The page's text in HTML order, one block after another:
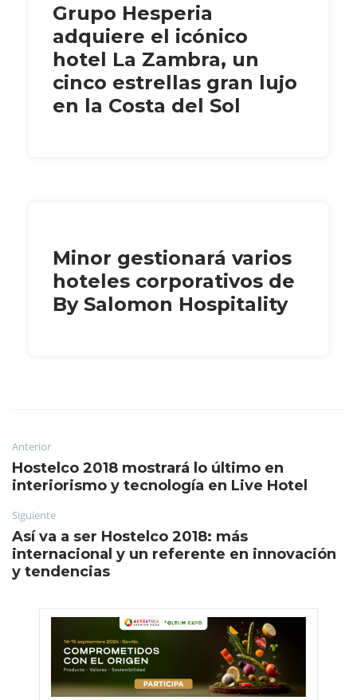
Grupo Hesperia
adquiere el icónico
hotel La Zambra, un
cinco estrellas gran lujo
en la Costa del Sol
Minor gestionará varios
hoteles corporativos de
By Salomon Hospitality
Anterior
Hostelco 2018 mostrará lo último en
interiorismo y tecnología en Live Hotel
Siguiente
Así va a ser Hostelco 2018: más
internacional y un referente en innovación
y tendencias